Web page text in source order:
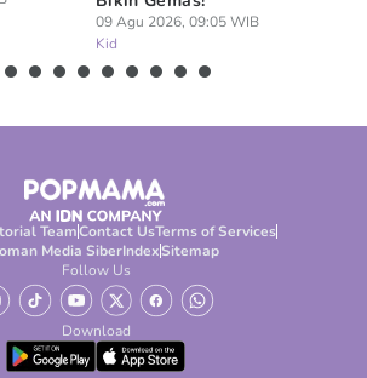
09 Agu 2026, 09:05 WIB
Kid
TeamContact UsTerms of Services
Media SiberIndexSitemap
Follow Us
Download